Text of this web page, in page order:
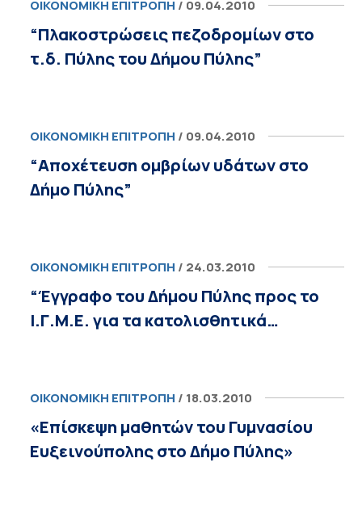
ΟΙΚΟΝΟΜΙΚΉ ΕΠΙΤΡΟΠΉ / 09.04.2010
“Πλακοστρώσεις πεζοδρομίων στο
τ.δ. Πύλης του Δήμου Πύλης”
ΟΙΚΟΝΟΜΙΚΉ ΕΠΙΤΡΟΠΉ / 09.04.2010
“Αποχέτευση ομβρίων υδάτων στο
Δήμο Πύλης”
ΟΙΚΟΝΟΜΙΚΉ ΕΠΙΤΡΟΠΉ / 24.03.2010
“Έγγραφο του Δήμου Πύλης προς το
Ι.Γ.Μ.Ε. για τα κατολισθητικά…
ΟΙΚΟΝΟΜΙΚΉ ΕΠΙΤΡΟΠΉ / 18.03.2010
«Επίσκεψη μαθητών του Γυμνασίου
Ευξεινούπολης στο Δήμο Πύλης»